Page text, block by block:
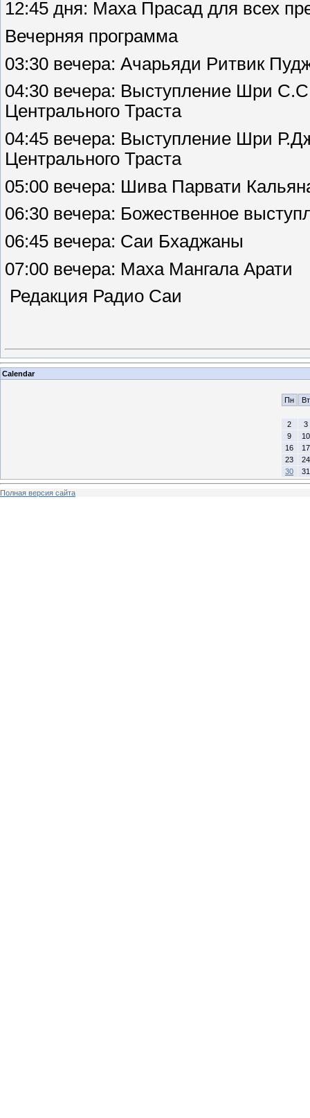
12:45 дня: Маха Прасад для всех
Вечерняя программа
03:30 вечера: Ачарьяди Ритвик
04:30 вечера: Выступление Шри
Центрального Траста
04:45 вечера: Выступление Шри
Центрального Траста
05:00 вечера: Шива Парвати
06:30 вечера: Божественное
06:45 вечера: Саи Бхаджаны
07:00 вечера: Маха Мангала Арати
Редакция Радио Саи
Calendar
Пн Вт
2
3
9
10
16
17
23
24
30
31
Полная версия сайта